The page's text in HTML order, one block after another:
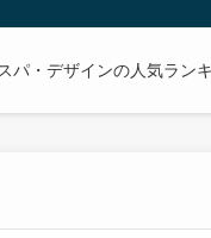
・デザインの人気ラン